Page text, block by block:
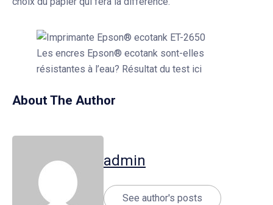
Les encres Epson® ecotank sont-elles
résistantes à l’eau? Résultat du test ici
About The Author
admin
See author's posts